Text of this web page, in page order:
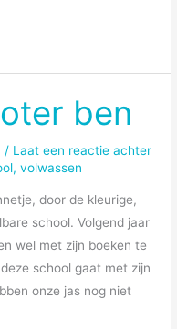
ben
/ Laat een reactie achter
,volwassen
door de kleurige,
school. Volgend jaar
wel met zijn boeken te
school gaat met zijn
onze jas nog niet